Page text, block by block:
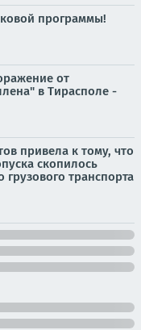
программы!
от
в Тирасполе -
привела к тому, что
скопилось
грузового транспорта